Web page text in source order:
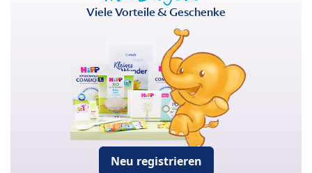
Viele Vorteile & Geschenke
Neu registrieren